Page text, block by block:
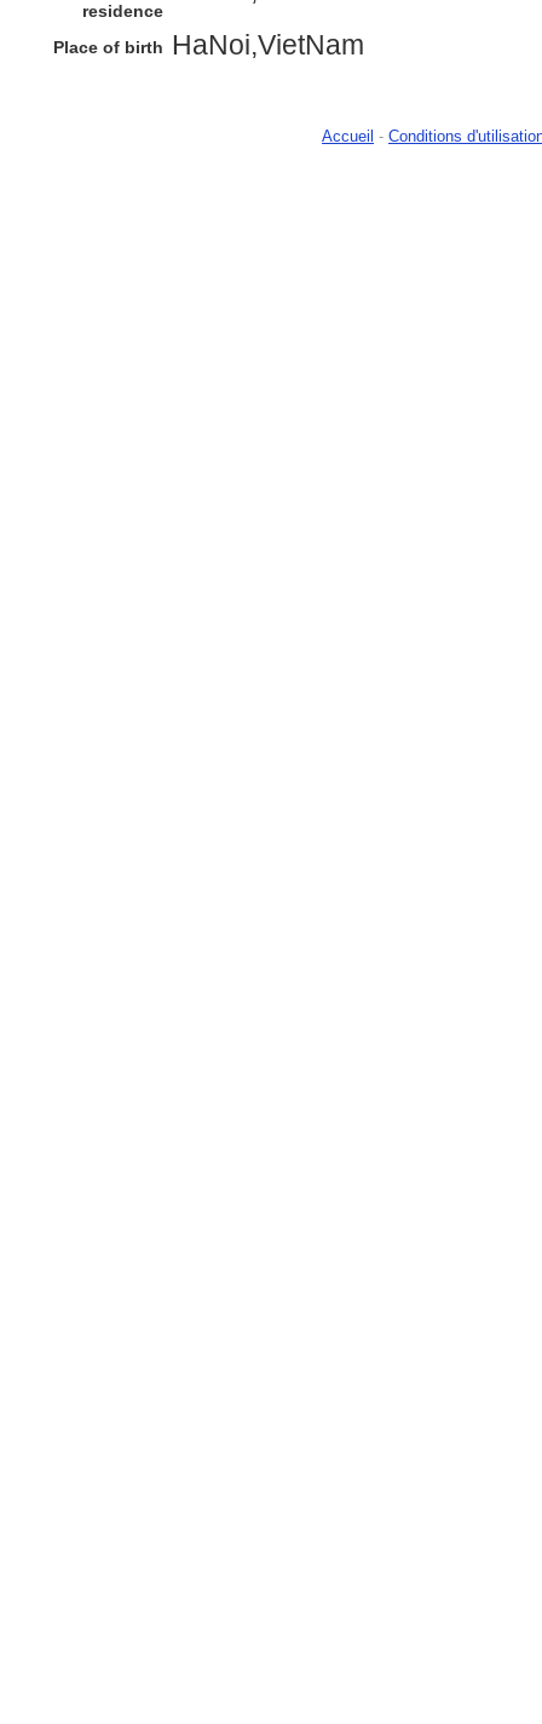
residence
Place of birth HaNoi,VietNam
Accueil - Conditions